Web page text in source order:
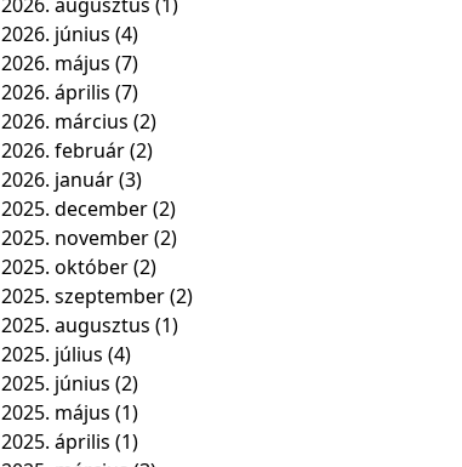
2026. június (4)
2026. május (7)
2026. április (7)
2026. március (2)
2026. február(2)
2026. január(3)
2025. december(2)
2025. november(2)
2025. október(2)
2025. szeptember(2)
2025. augusztus (1)
2025. július (4)
2025. június (2)
2025. május (1)
2025. április (1)